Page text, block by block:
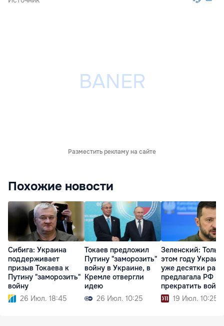
Разместить рекламу на сайте
Похожие новости
Сибига: Украина
поддерживает
призыв Токаева к
Путину "заморозить"
войну
26 Июл. 18:45
Токаев предложил
Путину "заморозить"
войну в Украине, в
Кремле отвергли
идею
26 Июл. 10:25
Зеленский:
этом году
уже десятки раз
предлагала РФ
прекратить войну
19 Июл. 10:25